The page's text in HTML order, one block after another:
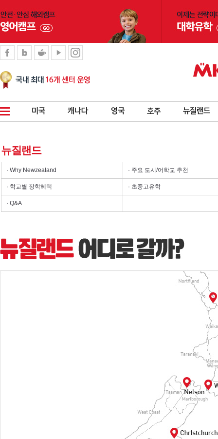
뉴질랜드
· Why Newzealand · 주요 도시/어학교 추천
· 학교별 장학혜택 · 초중고유학
· Q&A